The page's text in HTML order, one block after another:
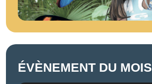
ÉVÈNEMENT DU MOIS